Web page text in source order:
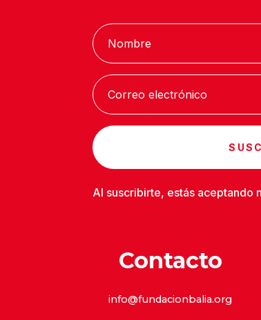
Al suscribirte, estás aceptando
Contacto
info@fundacionbalia.org